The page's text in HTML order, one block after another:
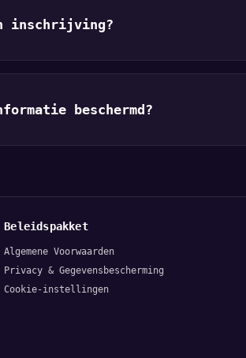
inschrijving?
beschermd?
Beleidspakket
Algemene Voorwaarden
Privacy & Gegevensbescherming
Cookie-instellingen